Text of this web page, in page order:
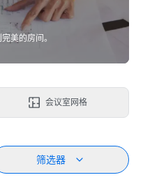
美的房间。
会议室网格
筛选器